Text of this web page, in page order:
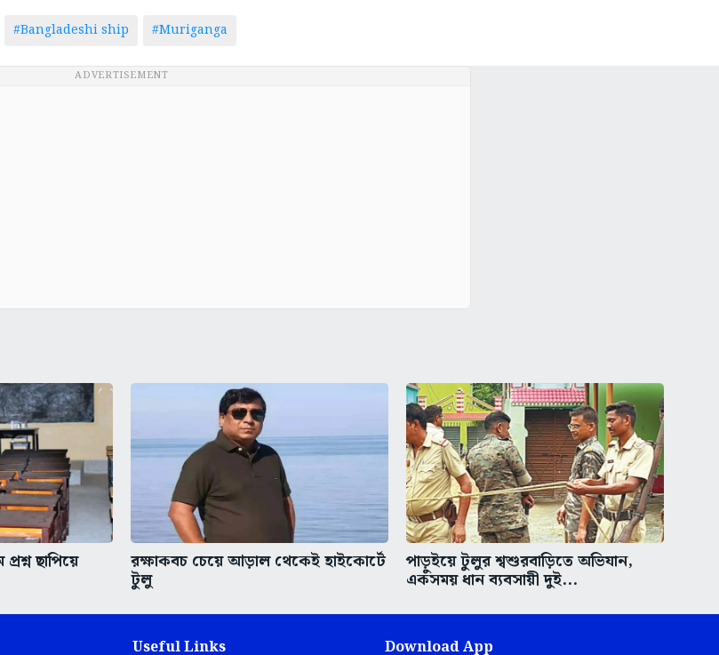
#Bangladeshi ship #Muriganga
ADVERTISEMENT
ছাপিয়ে রক্ষাকবচ চেয়ে আড়াল থেকেই হাইকোর্টে
টুলু
পাড়ুইয়ে টুলুর শ্বশুরবাড়িতে অভিযান,
একসময় ধান ব্যবসায়ী দুই...
Useful Links Download App